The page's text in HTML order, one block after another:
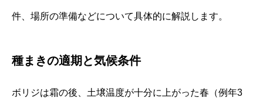
件、場所の準備などについて具体的に解説します。
種まきの適期と気候条件
ボリジは霜の後、土壌温度が十分に上がった春（例年3